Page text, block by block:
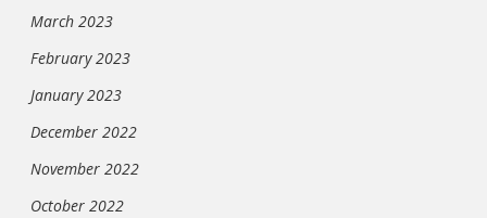
March 2023
February 2023
January 2023
December 2022
November 2022
October 2022